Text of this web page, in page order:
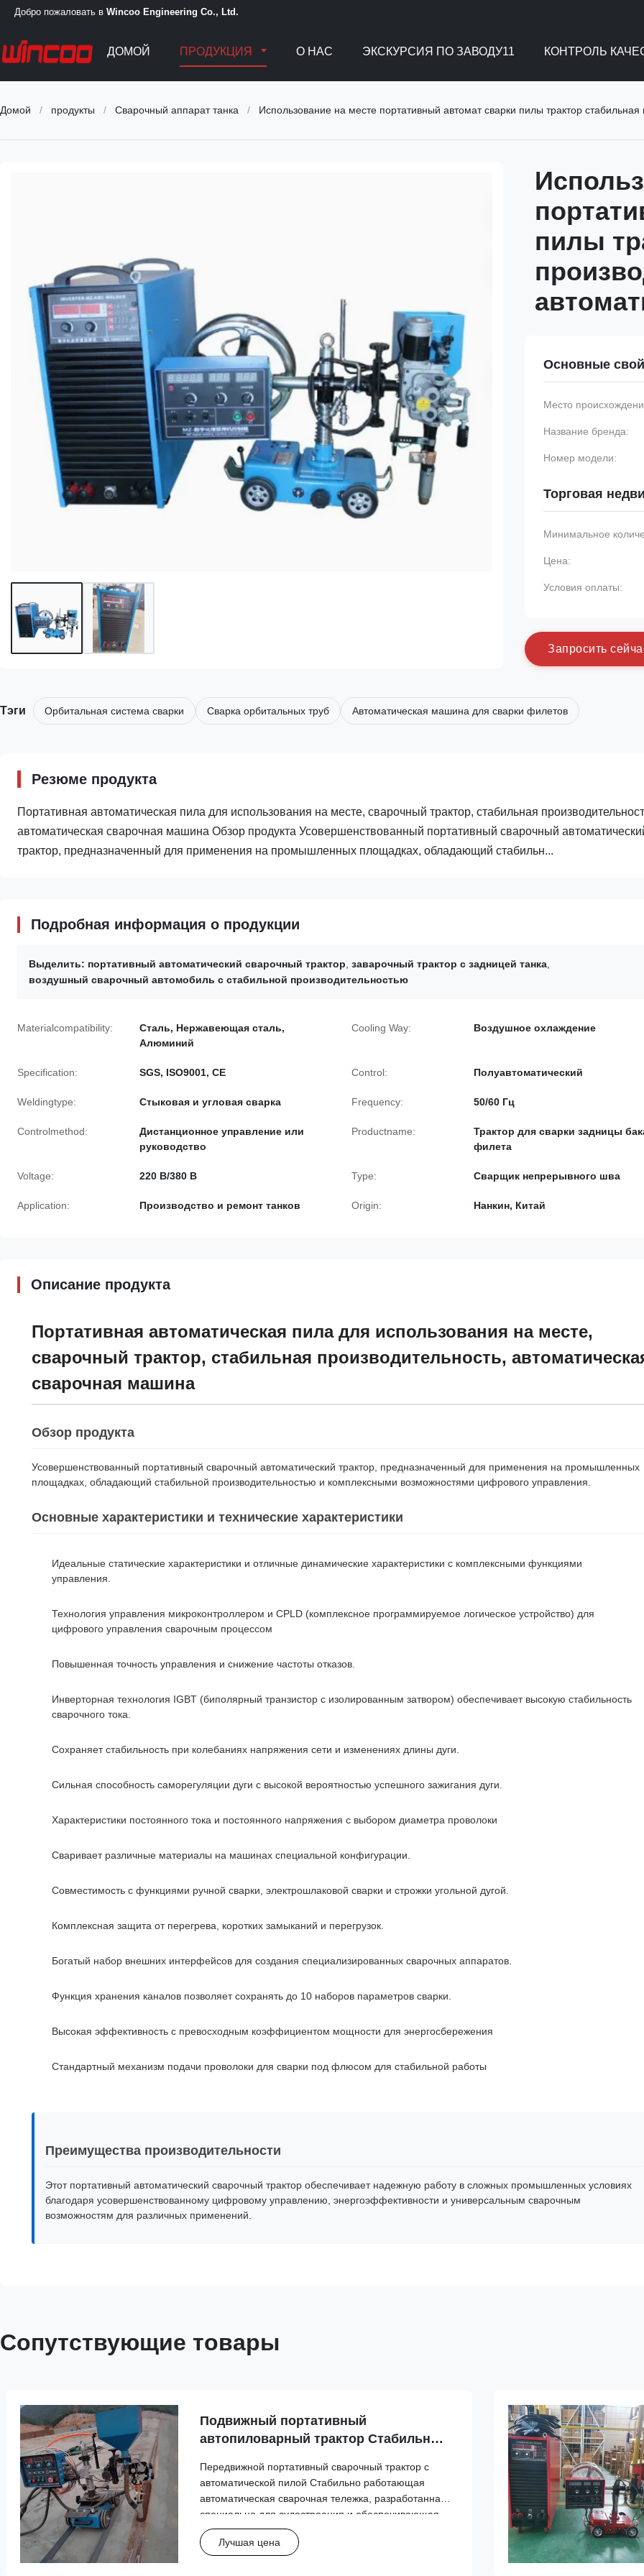
Добро пожаловать в Wincoo Engineering Co., Ltd.
ДОМОЙ ПРОДУКЦИЯ О НАС ЭКСКУРСИЯ ПО ЗАВОДУ11 КОНТРОЛЬ
Домой / продукты / Сварочный аппарат танка / Использование на месте портативный автомат сварки пилы трактор
пилы
Основные
Место
Название бренда:
Номер модели:
Торговая
Минимальное
Цена:
Условия оплаты:
Запросить сейча
Тэги Орбитальная система сварки Сварка орбитальных труб Автоматическая машина для сварки филетов
Резюме продукта
Портативная автоматическая пила для использования на месте, сварочный трактор, стабильная
автоматическая сварочная машина Обзор продукта Усовершенствованный портативный сварочный
трактор, предназначенный для применения на промышленных площадках, обладающий стабильн...
Подробная информация о продукции
Выделить: портативный автоматический сварочный трактор, заварочный трактор с задницей танка,
воздушный сварочный автомобиль с стабильной производительностью
Materialcompatibility:
Сталь, Нержавеющая сталь,
Алюминий
Cooling Way: Воздушное охлаждение
Specification: SGS, ISO9001, CE Control: Полуавтоматический
Weldingtype: Стыковая и угловая сварка Frequency: 50/60 Гц
Controlmethod:
Дистанционное управление или
руководство
Productname:
Трактор для сварки задницы
филета
Voltage: 220 В/380 В Type: Сварщик непрерывного шва
Application: Производство и ремонт танков Origin: Нанкин, Китай
Описание продукта
Портативная автоматическая пила для использования на месте,
сварочный трактор, стабильная производительность,
сварочная машина
Обзор продукта
Усовершенствованный портативный сварочный автоматический трактор, предназначенный для применения на промышленных
площадках, обладающий стабильной производительностью и комплексными возможностями цифрового управления.
Основные характеристики и технические характеристики
Идеальные статические характеристики и отличные динамические характеристики с комплексными функциями
управления.
Технология управления микроконтроллером и CPLD (комплексное программируемое логическое устройство) для
цифрового управления сварочным процессом
Повышенная точность управления и снижение частоты отказов.
Инверторная технология IGBT (биполярный транзистор с изолированным затвором) обеспечивает высокую стабильность
сварочного тока.
Сохраняет стабильность при колебаниях напряжения сети и изменениях длины дуги.
Сильная способность саморегуляции дуги с высокой вероятностью успешного зажигания дуги.
Характеристики постоянного тока и постоянного напряжения с выбором диаметра проволоки
Сваривает различные материалы на машинах специальной конфигурации.
Совместимость с функциями ручной сварки, электрошлаковой сварки и строжки угольной дугой.
Комплексная защита от перегрева, коротких замыканий и перегрузок.
Богатый набор внешних интерфейсов для создания специализированных сварочных аппаратов.
Функция хранения каналов позволяет сохранять до 10 наборов параметров сварки.
Высокая эффективность с превосходным коэффициентом мощности для энергосбережения
Стандартный механизм подачи проволоки для сварки под флюсом для стабильной работы
Преимущества производительности
Этот портативный автоматический сварочный трактор обеспечивает надежную работу в сложных промышленных условиях
благодаря усовершенствованному цифровому управлению, энергоэффективности и универсальным сварочным
возможностям для различных применений.
Сопутствующие товары
Подвижный портативный
автопиловарный трактор Стабильный
судостроения
Передвижной портативный сварочный трактор с
автоматической пилой Стабильно работающая
автоматическая сварочная тележка, разработанная
специально для судостроения и обеспечивающая
надежную работу при сварке стальных конструкций
пилой. Послепродажное обслуживание и гарантия
Лучшая цена